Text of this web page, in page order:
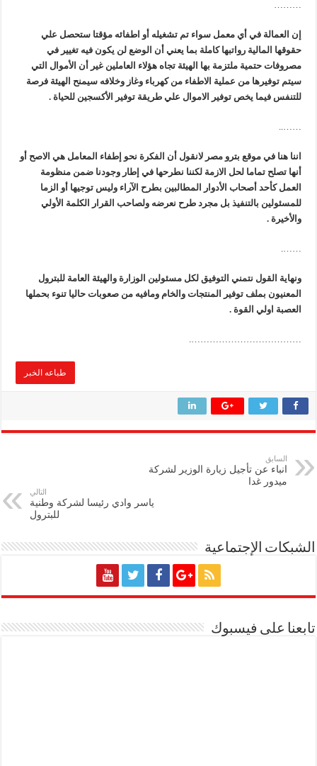
إن العمالة في أي معمل سواء تم تشغيله أو اطفائه مؤقتا ستحصل علي
حقوقها المالية رواتبها كاملة بما يعني أن الوضع لن يكون فيه تغيير في
مصروفات حتمية ملتزمة بها الهيئة تجاه هؤلاء العاملين غير أن الأموال التي
سيتم توفيرها من عملية الاطفاء من كهرباء وغاز وخلافه سيمنح الهيئة فرصة
للتنفس فيما يخص توفير الاموال علي طريقة توفير الأكسجين للحياة .
اننا هنا في موقع بترو مصر لانقول أن الفكرة نحو إطفاء المعامل هي الاصح أو
أنها تصلح تماما لحل الازمة لكننا نطرحها في إطار وجودنا ضمن منظومة
العمل كأحد أصحاب الأدوار المطالبين بطرح الآراء وليس توجيها أو الزما
للمسئولين بالتنفيذ بل مجرد طرح نعرضه ولصاحب القرار الكلمة الأولي
والأخيرة .
ونهاية القول نتمني التوفيق لكل مسئولين الوزارة والهيئة العامة للبترول
المعنيون بملف توفير المنتجات والخام ومافيه من صعوبات حاليا تنوء بحملها
العصبة اولي القوة .
طباعه الخبر
السابق
انباء عن تأجيل زيارة الوزير لشركة
ميدور غدا
التالي
ياسر وادي رئيسا لشركة وطنية
للبترول
الشبكات الإجتماعية
تابعنا على فيسبوك